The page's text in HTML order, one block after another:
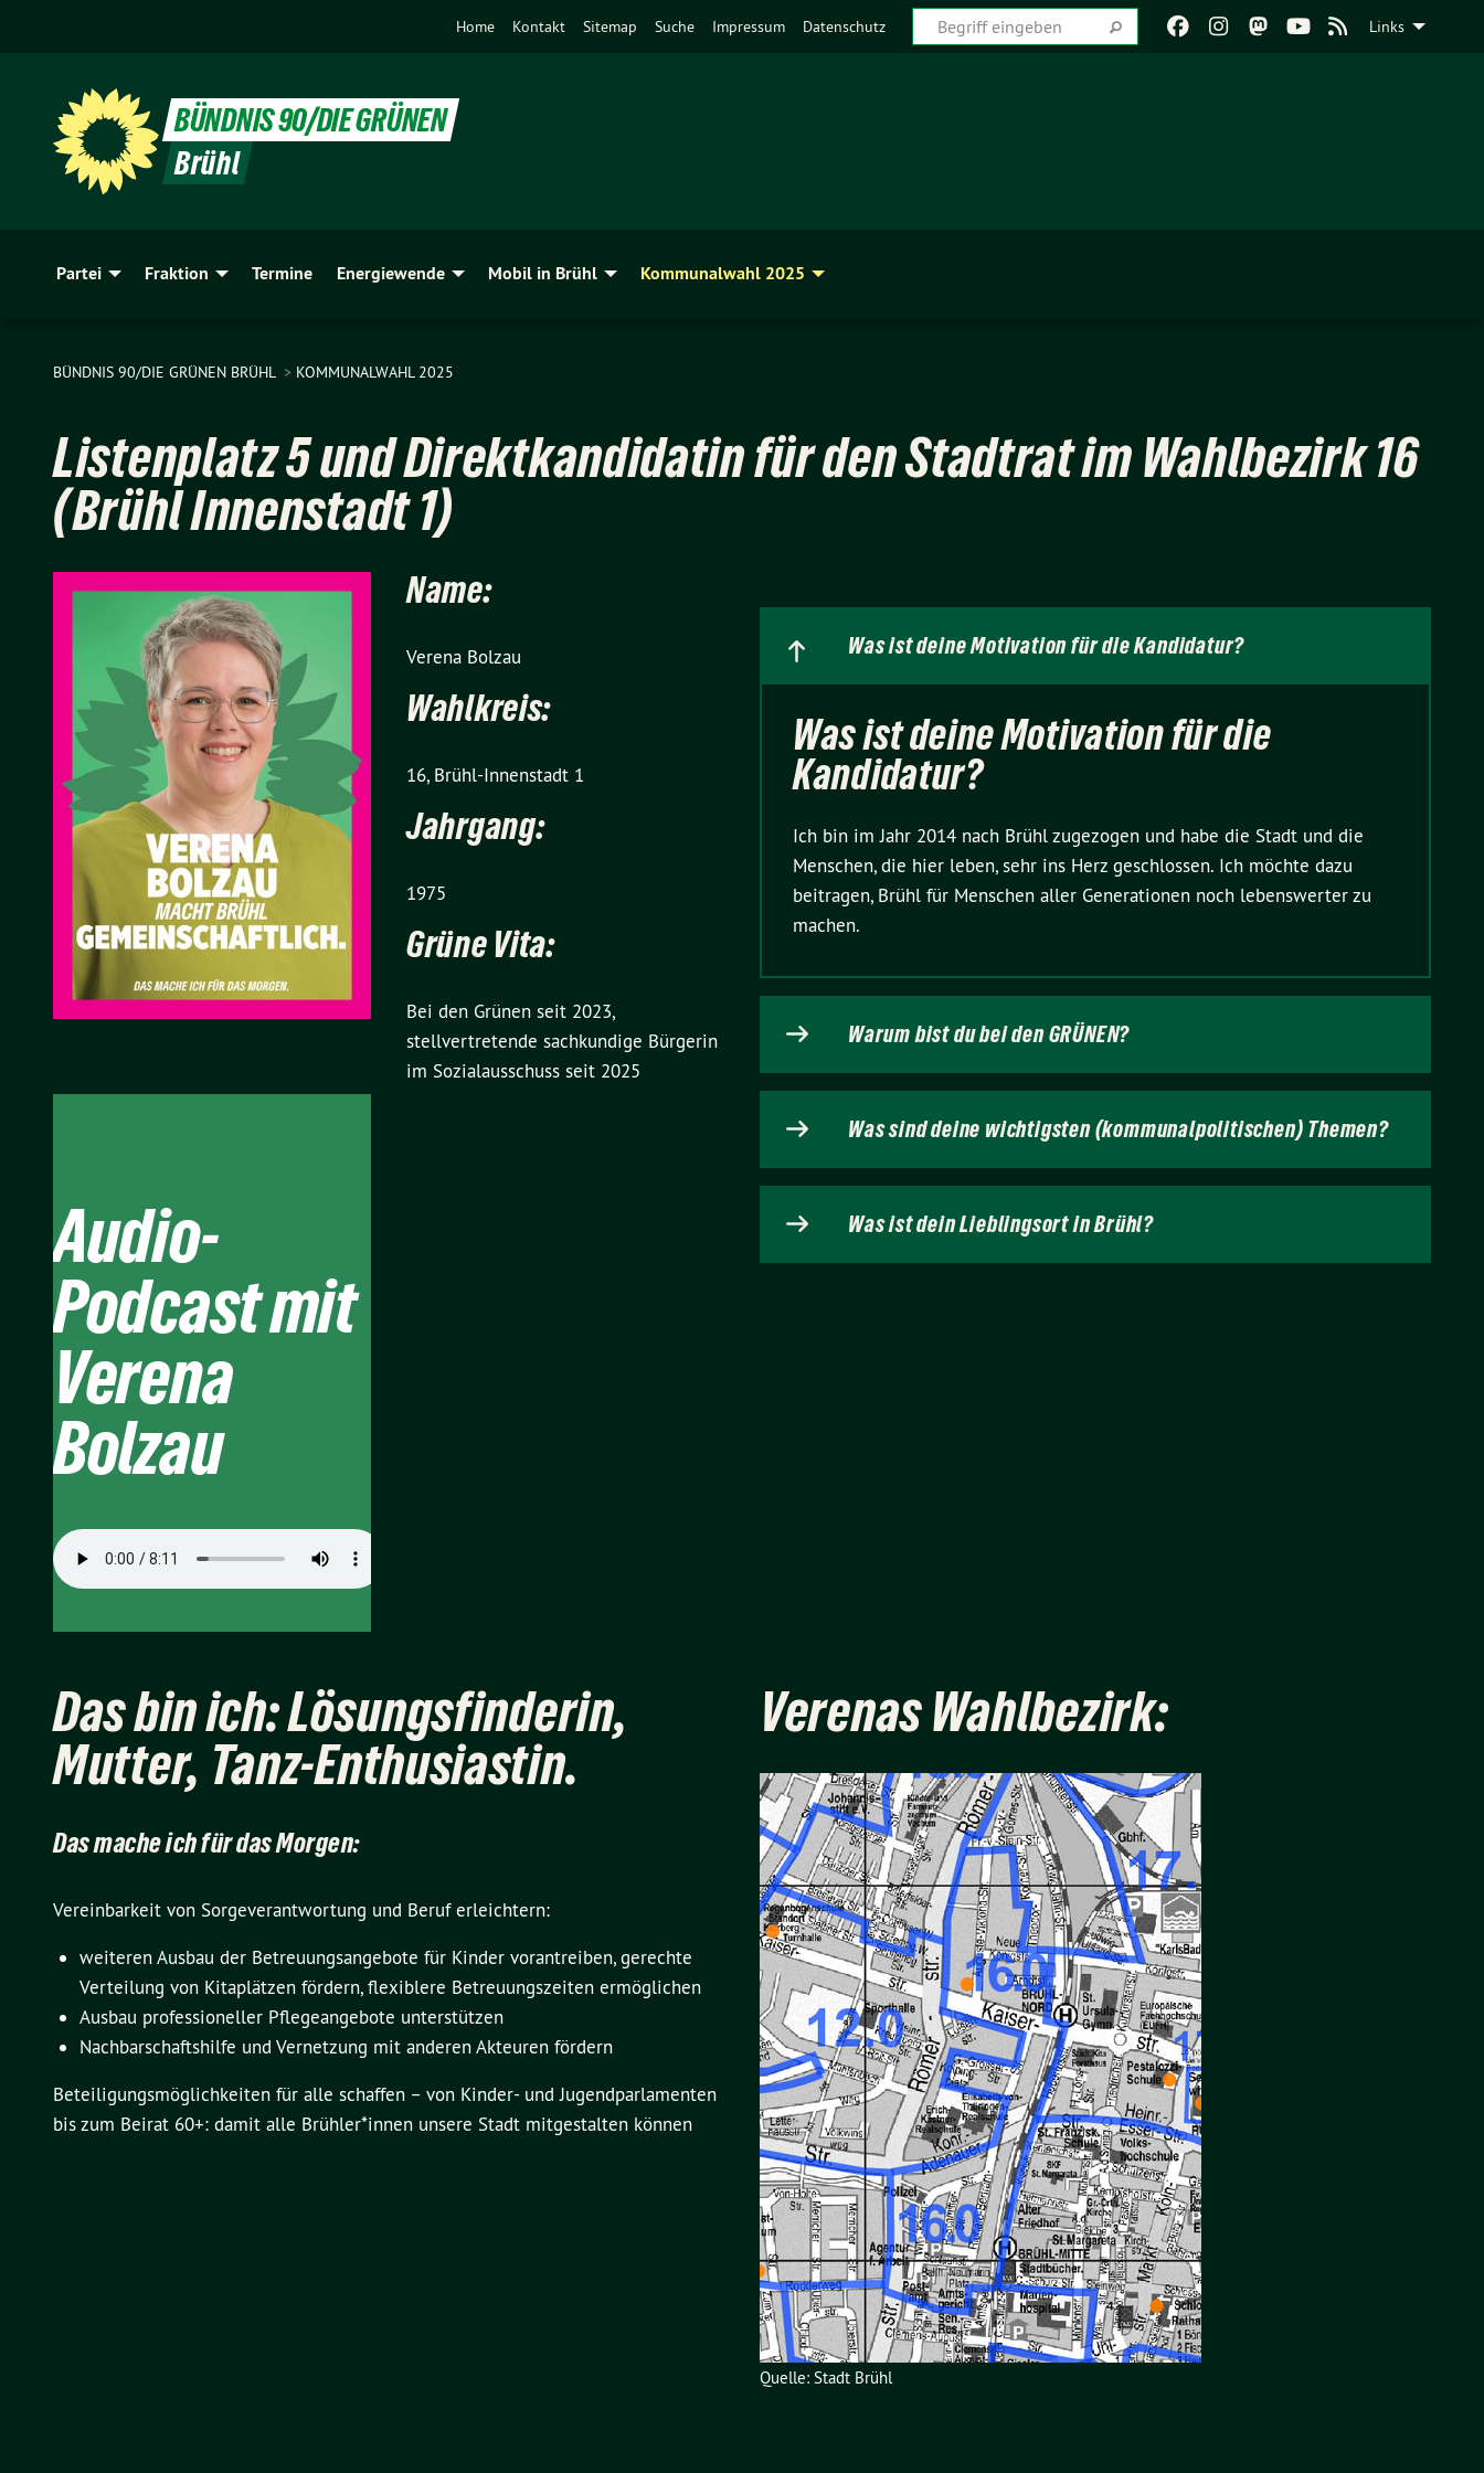
Links
Home Kontakt Sitemap Suche Impressum Datenschutz
BÜNDNIS 90/DIE GRÜNEN
Brühl
Partei Fraktion Termine Energiewende Mobil in Brühl Kommunalwahl 2025
BÜNDNIS 90/DIE GRÜNEN BRÜHL KOMMUNALWAHL 2025
Listenplatz 5 und Direktkandidatin für den Stadtrat im Wahlbezirk 16
(Brühl Innenstadt 1)
Audio-
Podcast mit
Verena
Bolzau
Name:
Verena Bolzau
Wahlkreis:
16, Brühl-Innenstadt 1
Jahrgang:
1975
Grüne Vita:
Bei den Grünen seit 2023,
stellvertretende sachkundige Bürgerin
im Sozialausschuss seit 2025
Was ist deine Motivation für die Kandidatur?
Was ist deine Motivation für die
Kandidatur?
Ich bin im Jahr 2014 nach Brühl zugezogen und habe die Stadt und die
Menschen, die hier leben, sehr ins Herz geschlossen. Ich möchte dazu
beitragen, Brühl für Menschen aller Generationen noch lebenswerter zu
machen.
Warum bist du bei den GRÜNEN?
Was sind deine wichtigsten (kommunalpolitischen) Themen?
Was ist dein Lieblingsort in Brühl?
Das bin ich: Lösungsfinderin,
Mutter, Tanz-Enthusiastin.
Das mache ich für das Morgen:
Vereinbarkeit von Sorgeverantwortung und Beruf erleichtern:
weiteren Ausbau der Betreuungsangebote für Kinder vorantreiben, gerechte
Verteilung von Kitaplätzen fördern, flexiblere Betreuungszeiten ermöglichen
Ausbau professioneller Pflegeangebote unterstützen
Nachbarschaftshilfe und Vernetzung mit anderen Akteuren fördern
Beteiligungsmöglichkeiten für alle schaffen – von Kinder- und Jugendparlamenten
bis zum Beirat 60+: damit alle Brühler*innen unsere Stadt mitgestalten können
Verenas Wahlbezirk:
Quelle: Stadt Brühl